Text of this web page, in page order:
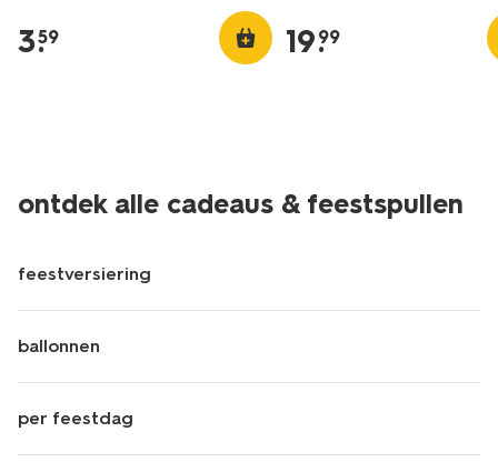
3.
59 19.
99
ontdek alle cadeaus & feestspullen
feestversiering
ballonnen
per feestdag